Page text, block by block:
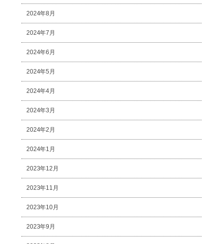
2024年8月
2024年7月
2024年6月
2024年5月
2024年4月
2024年3月
2024年2月
2024年1月
2023年12月
2023年11月
2023年10月
2023年9月